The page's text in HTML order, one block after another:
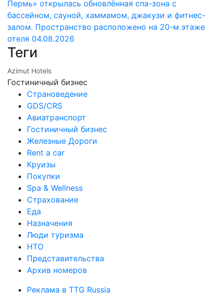
Пермь» открылась обновлённая спа-зона с
бассейном, сауной, хаммамом, джакузи и фитнес-
залом. Пространство расположено на 20-м этаже
отеля 04.08.2026
Теги
Azimut Hotels
Гостиничный бизнес
Страноведение
GDS/CRS
Авиатранспорт
Гостиничный бизнес
Железные Дороги
Rent a car
Круизы
Покупки
Spa & Wellness
Страхование
Еда
Назначения
Люди туризма
НТО
Представительства
Архив номеров
Реклама в TTG Russia